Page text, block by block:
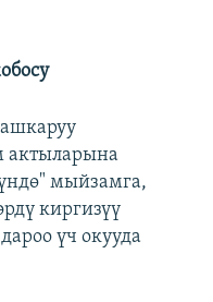
актыларына
мыйзамга,
киргизүү
үч окууда